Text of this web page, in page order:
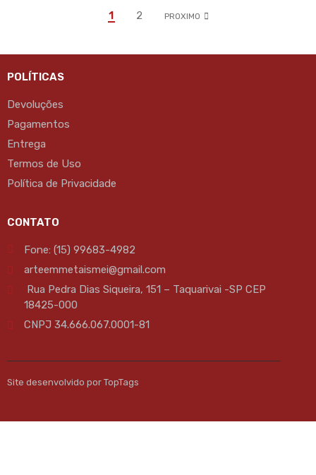
1 2 PROXIMO
POLÍTICAS
Devoluções
Pagamentos
Entrega
Termos de Uso
Política de Privacidade
CONTATO
Fone: (15) 99683-4982
arteemmetaismei@gmail.com
Rua Pedra Dias Siqueira, 151 – Taquarivai -SP CEP
18425-000
CNPJ 34.666.067.0001-81
Site desenvolvido por TopTags